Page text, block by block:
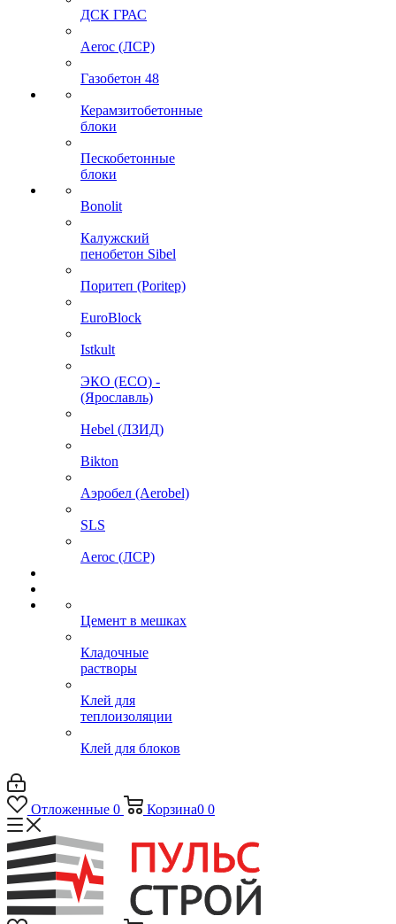
ДСК ГРАС
Aeroc (ЛСР)
Газобетон 48
Керамзитобетонные
блоки
Пескобетонные
блоки
Bonolit
Калужский
пенобетон Sibel
Поритеп (Poritep)
EuroBlock
Istkult
ЭКО (ECO) -
(Ярославль)
Hebel (ЛЗИД)
Bikton
Аэробел (Aerobel)
SLS
Aeroc (ЛСР)
Цемент в мешках
Кладочные
растворы
Клей для
теплоизоляции
Клей для блоков
Отложенные 0 Корзина0 0